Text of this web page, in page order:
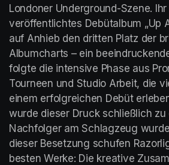
Londoner Underground-Szene.
veröffentlichtes Debütalbum „Up
auf Anhieb den dritten Platz der
Albumcharts – ein
folgte die intensive Phase aus
Tourneen und Studio Arbeit, die
einem erfolgreichen Debüt
wurde dieser Druck schließlich zu
Nachfolger am Schlagzeug
dieser Besetzung schufen
besten Werke: Die kreative